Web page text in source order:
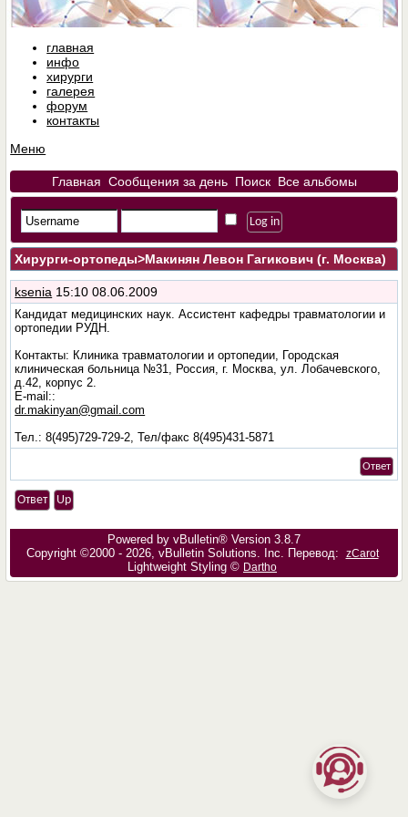
главная
инфо
хирурги
галерея
форум
контакты
Меню
Главная Сообщения за день Поиск Все альбомы
Хирурги-ортопеды>Макинян Левон Гагикович (г. Москва)
ksenia 15:10 08.06.2009
Кандидат медицинских наук. Ассистент кафедры травматологии и
ортопедии РУДН.
Контакты: Клиника травматологии и ортопедии, Городская
клиническая больница №31, Россия, г. Москва, ул. Лобачевского,
д.42, корпус 2.
E-mail::
dr.makinyan@gmail.com
Тел.: 8(495)729-729-2, Тел/факс 8(495)431-5871
Ответ
Ответ Up
Powered by vBulletin® Version 3.8.7
Copyright ©2000 - 2026, vBulletin Solutions, Inc. Перевод:
zCarot
Lightweight Styling © Dartho